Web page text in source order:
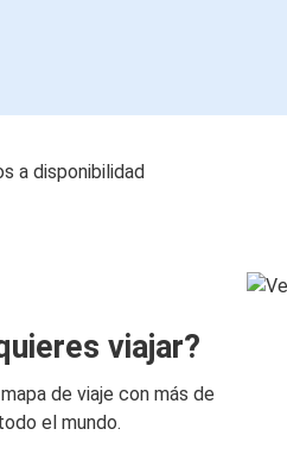
a disponibilidad
viajar?
de viaje con más de
el mundo.